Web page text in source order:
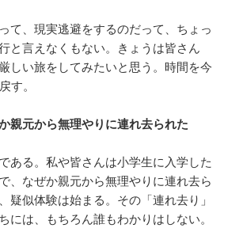
て、現実逃避をするのだって、ちょっ
と言えなくもない。きょうは皆さん
しい旅をしてみたいと思う。時間を今
す。
親元から無理やりに連れ去られた
ある。私や皆さんは小学生に入学した
、なぜか親元から無理やりに連れ去ら
疑似体験は始まる。その「連れ去り」
には、もちろん誰もわかりはしない。